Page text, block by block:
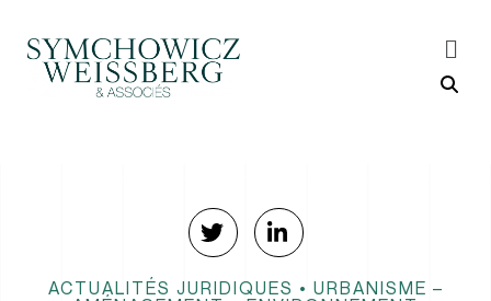
ACTUALITÉS JURIDIQUES • URBANISME –